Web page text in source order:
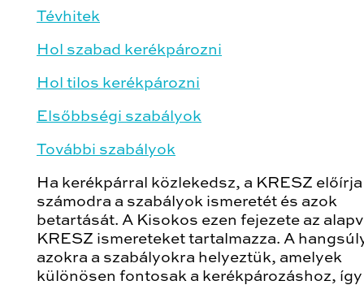
Tévhitek
Hol szabad kerékpározni
Hol tilos kerékpározni
Elsőbbségi szabályok
További szabályok
Ha kerékpárral közlekedsz, a KRESZ előírja
számodra a szabályok ismeretét és azok
betartását. A Kisokos ezen fejezete az
KRESZ ismereteket tartalmazza. A
azokra a szabályokra helyeztük, amelyek
különösen fontosak a kerékpározáshoz, így